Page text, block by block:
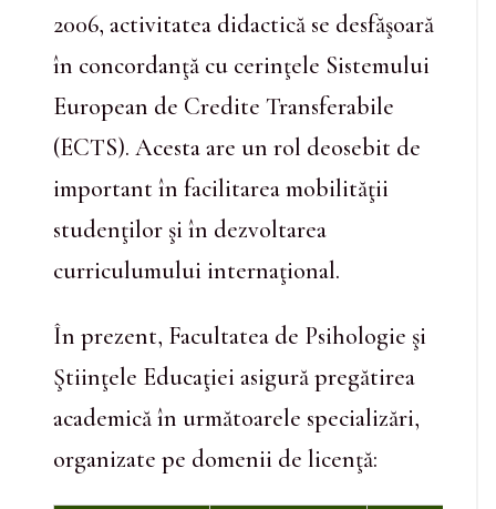
2006, activitatea didactică se desfăşoară
în concordanţă cu cerinţele Sistemului
European de Credite Transferabile
(ECTS). Acesta are un rol deosebit de
important în facilitarea mobilităţii
studenţilor şi în dezvoltarea
curriculumului internaţional.
În prezent, Facultatea de Psihologie şi
Ştiinţele Educaţiei asigură pregătirea
academică în următoarele specializări,
organizate pe domenii de licenţă: